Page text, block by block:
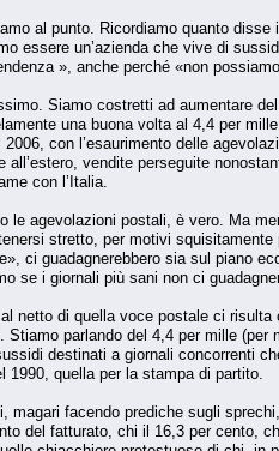
al punto. Ricordiamo quanto
essere un’azienda che vive di
», anche perché «non
Siamo costretti ad aumentare
una buona volta al 4,4 per
2006, con l’esaurimento delle
all’estero, vendite perseguite
con l’Italia.
le agevolazioni postali, è vero. Ma
stretto, per motivi
ci guadagnerebbero sia sul piano
se i giornali più sani non ci
netto di quella voce postale ci
Stiamo parlando del 4,4 per mille (per
destinati a giornali concorrenti
1990, quella per la stampa di partito.
magari facendo prediche sugli
del fatturato, chi il 16,3 per cento,